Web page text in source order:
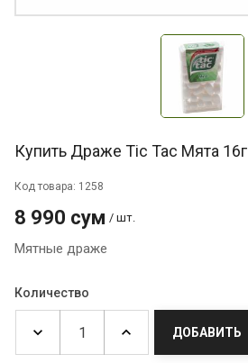
Купить Драже Tic Tac Мята 16г
Код товара: 1258
8 990 сум / шт.
Мятные драже
Количество
ДОБАВИТЬ